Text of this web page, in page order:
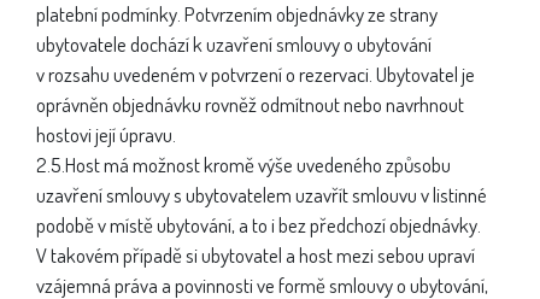
platební podmínky. Potvrzením objednávky ze strany
ubytovatele dochází k uzavření smlouvy o ubytování
v rozsahu uvedeném v potvrzení o rezervaci. Ubytovatel je
oprávněn objednávku rovněž odmítnout nebo navrhnout
hostovi její úpravu.
2.5.Host má možnost kromě výše uvedeného způsobu
uzavření smlouvy s ubytovatelem uzavřít smlouvu v listinné
podobě v místě ubytování, a to i bez předchozí objednávky.
V takovém případě si ubytovatel a host mezi sebou upraví
vzájemná práva a povinnosti ve formě smlouvy o ubytování,